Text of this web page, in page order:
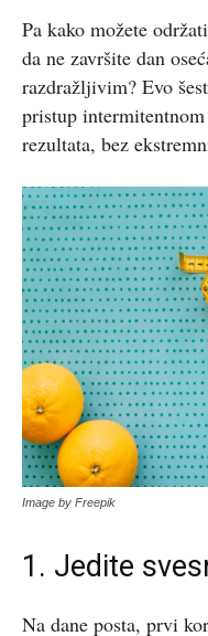
Pa kako možete
da ne završite dan
razdražljivim? Evo
pristup
rezultata, bez
Image by Freepik
1. Jedite
Na dane posta, prvi